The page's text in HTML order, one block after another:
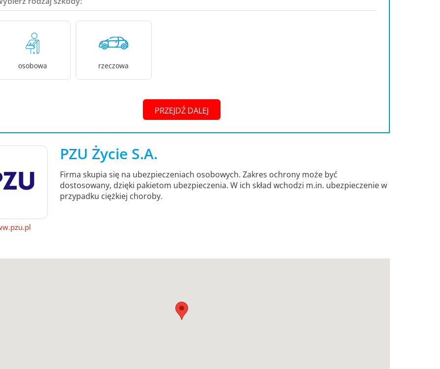
osobowa rzeczowa
PRZEJDŹ DALEJ
PZU Życie S.A.
Firma skupia się na ubezpieczeniach osobowych. Zakres ochrony może być
dostosowany, dzięki pakietom ubezpieczenia. W ich skład wchodzi m.in. ubezpieczenie w
przypadku ciężkiej choroby.